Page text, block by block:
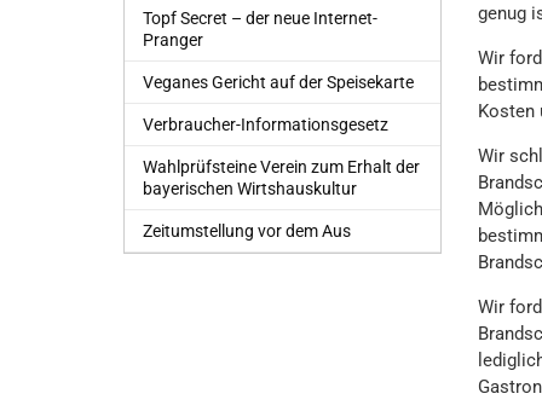
Topf Secret – der neue Internet-
Pranger
Veganes Gericht auf der Speisekarte
Verbraucher-Informationsgesetz
Wahlprüfsteine Verein zum Erhalt der
bayerischen Wirtshauskultur
Zeitumstellung vor dem Aus
genug
Wir
Kosten
Wir
Wir